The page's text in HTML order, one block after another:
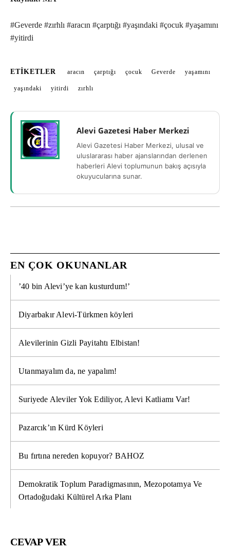
#Geverde #zırhlı #aracın #çarptığı #yaşındaki #çocuk #yaşamını
#yitirdi
ETIKETLER aracın çarptığı çocuk Geverde yaşamını
yaşındaki yitirdi zırhlı
Alevi Gazetesi Haber Merkezi
Alevi Gazetesi Haber Merkezi, ulusal ve
uluslararası haber ajanslarından derlenen
haberleri Alevi toplumunun bakış açısıyla
okuyucularına sunar.
EN ÇOK OKUNANLAR
’40 bin Alevi’ye kan kusturdum!’
Diyarbakır Alevi-Türkmen köyleri
Alevilerinin Gizli Payitahtı Elbistan!
Utanmayalım da, ne yapalım!
Suriyede Aleviler Yok Ediliyor, Alevi Katliamı Var!
Pazarcık’ın Kürd Köyleri
Bu fırtına nereden kopuyor? BAHOZ
Demokratik Toplum Paradigmasının, Mezopotamya Ve
Ortadoğudaki Kültürel Arka Planı
CEVAP VER